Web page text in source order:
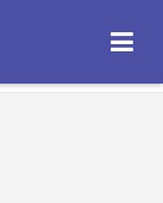
ОТКРЫТЬ